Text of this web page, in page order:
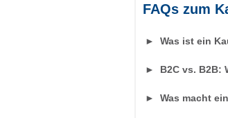
FAQs zum
► Was ist ein
► B2C vs. B2B:
► Was macht